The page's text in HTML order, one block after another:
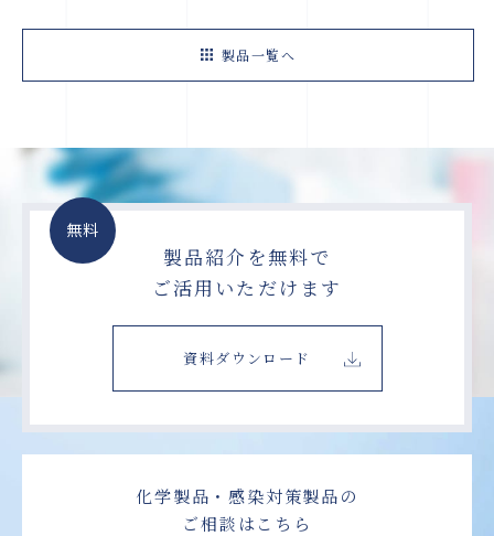
製品一覧へ
無料
製品紹介を無料で
ご活用いただけます
資料ダウンロード
化学製品・感染対策製品の
ご相談はこちら